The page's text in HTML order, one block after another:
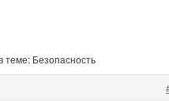
теме: Безопасность